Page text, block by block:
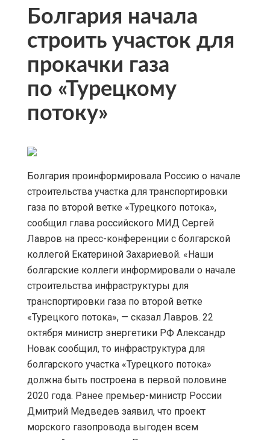
Болгария начала
строить участок для
прокачки газа
по «Турецкому
потоку»
Болгария проинформировала Россию о начале
строительства участка для транспортировки
газа по второй ветке «Турецкого потока»,
сообщил глава российского МИД Сергей
Лавров на пресс-конференции с болгарской
коллегой Екатериной Захариевой. «Наши
болгарские коллеги информировали о начале
строительства инфраструктуры для
транспортировки газа по второй ветке
«Турецкого потока», — сказал Лавров. 22
октября министр энергетики РФ Александр
Новак сообщил, то инфраструктура для
болгарского участка «Турецкого потока»
должна быть построена в первой половине
2020 года. Ранее премьер-министр России
Дмитрий Медведев заявил, что проект
морского газопровода выгоден всем